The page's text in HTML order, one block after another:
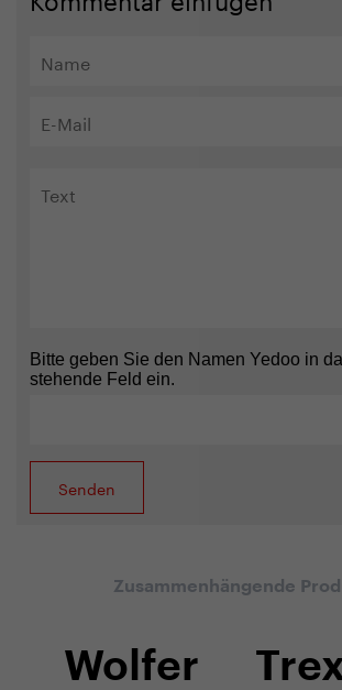
Bitte geben Sie den Namen Yedoo in
stehende Feld ein.
Zusammenhängende
Wolfer